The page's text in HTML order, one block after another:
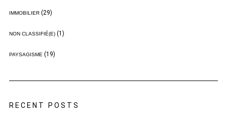
IMMOBILIER(29)
NON CLASSIFIÉ(E)(1)
PAYSAGISME (19)
RECENT POSTS